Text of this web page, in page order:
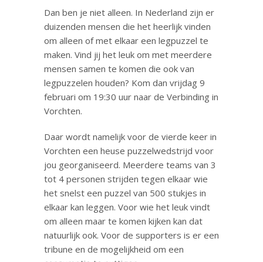
Dan ben je niet alleen. In Nederland zijn er
duizenden mensen die het heerlijk vinden
om alleen of met elkaar een legpuzzel te
maken. Vind jij het leuk om met meerdere
mensen samen te komen die ook van
legpuzzelen houden? Kom dan vrijdag 9
februari om 19:30 uur naar de Verbinding in
Vorchten.
Daar wordt namelijk voor de vierde keer in
Vorchten een heuse puzzelwedstrijd voor
jou georganiseerd. Meerdere teams van 3
tot 4 personen strijden tegen elkaar wie
het snelst een puzzel van 500 stukjes in
elkaar kan leggen. Voor wie het leuk vindt
om alleen maar te komen kijken kan dat
natuurlijk ook. Voor de supporters is er een
tribune en de mogelijkheid om een